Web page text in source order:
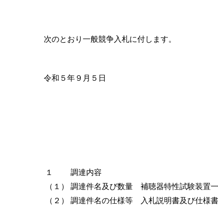
次のとおり一般競争入札に付します。
令和５年９月５日
１
調達内容
（１）
調達件名及び数量 補聴器特性試験装置
（２）
調達件名の仕様等 入札説明書及び仕様